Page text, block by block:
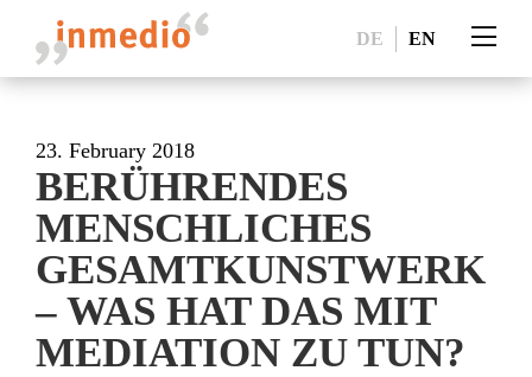
DE EN
23. February 2018
BERÜHRENDES
MENSCHLICHES
GESAMTKUNSTWERK
– WAS HAT DAS MIT
MEDIATION ZU TUN?